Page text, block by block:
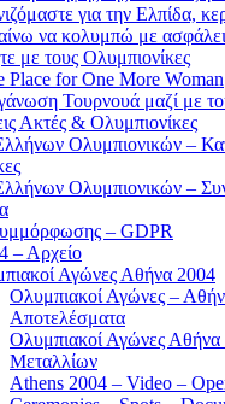
για την Ελπίδα,
να κολυμπώ με
με τους Ολυμπιονίκες
Place for One More Woman
Τουρνουά μαζί με
Ακτές & Ολυμπιονίκες
Ολυμπιονικών –
Ολυμπιονικών –
– GDPR
– Αρχείο
Αγώνες Αθήνα 2004
Ολυμπιακοί Αγώνες –
Αποτελέσματα
Ολυμπιακοί Αγώνες Αθήνα
Μεταλλίων
Athens 2004 – Video –